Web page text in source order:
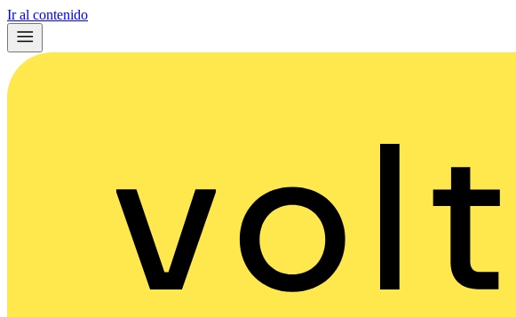
Ir al contenido